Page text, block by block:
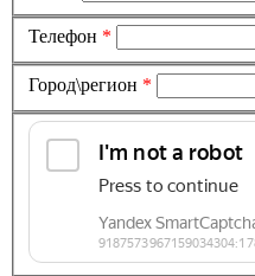
Телефон *
Город\регион *